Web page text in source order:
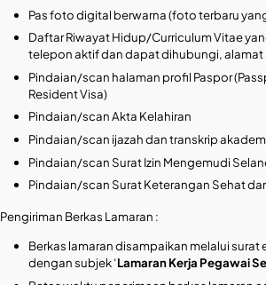
Pas foto digital berwarna (foto terbaru
Daftar Riwayat Hidup/Curriculum Vitae
telepon aktif dan dapat dihubungi, alamat
Pindaian/scan halaman profil Paspor
Resident Visa)
Pindaian/scan Akta Kelahiran
Pindaian/scan ijazah dan transkrip
Pindaian/scan Surat Izin Mengemudi
Pindaian/scan Surat Keterangan Sehat
Pengiriman Berkas Lamaran :
Berkas lamaran disampaikan melalui surat
dengan subjek ‘Lamaran Kerja Pegawai